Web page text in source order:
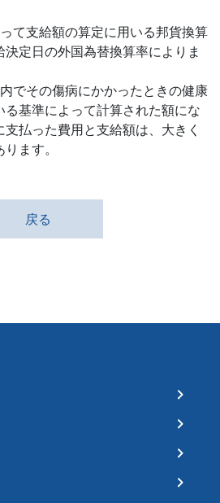
て支給額の算定に用いる邦貨換算
定日の外国為替換算率によりま
でその傷病にかかったときの健康
る基準によって計算された額にな
支払った費用と支給額は、大きく
ます。
戻る